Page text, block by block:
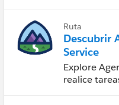
Ruta
Descubrir
Service
Explore
realice